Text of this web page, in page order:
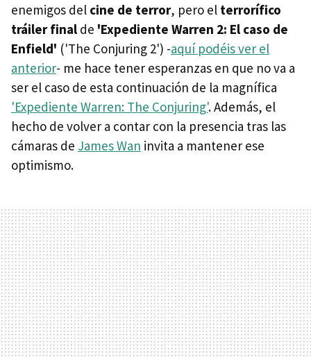
enemigos del cine de terror, pero el terrorífico
tráiler final de 'Expediente Warren 2: El caso de
Enfield' ('The Conjuring 2') -aquí podéis ver el
anterior- me hace tener esperanzas en que no va a
ser el caso de esta continuación de la magnífica
'Expediente Warren: The Conjuring'. Además, el
hecho de volver a contar con la presencia tras las
cámaras de James Wan invita a mantener ese
optimismo.